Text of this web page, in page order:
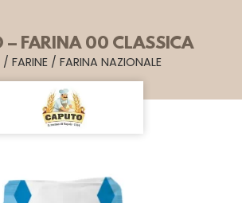
– FARINA 00 CLASSICA
/ FARINE / FARINA NAZIONALE